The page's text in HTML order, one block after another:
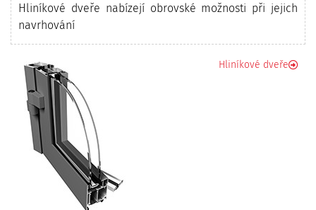
Hliníkové dveře nabízejí obrovské možnosti při jejich
navrhování
Hliníkové dveře